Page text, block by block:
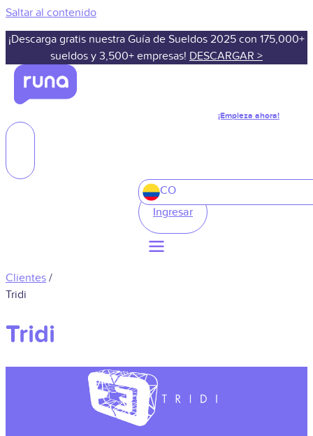
Saltar al contenido
¡Descarga gratis nuestra Guía de Sueldos 2025 con 175,000+
sueldos y 3,500+ empresas! DESCARGAR >
¡Empieza ahora!
CO
Ingresar
Clientes /
Tridi
Tridi